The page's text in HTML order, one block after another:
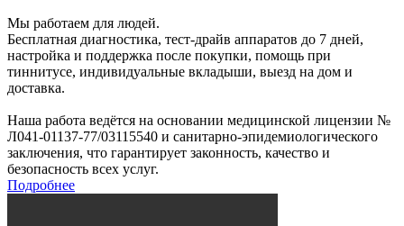
Мы работаем для людей.
Бесплатная диагностика, тест-драйв аппаратов до 7 дней,
настройка и поддержка после покупки, помощь при
тиннитусе, индивидуальные вкладыши, выезд на дом и
доставка.
Наша работа ведётся на основании медицинской лицензии №
Л041-01137-77/03115540 и санитарно-эпидемиологического
заключения, что гарантирует законность, качество и
безопасность всех услуг.
Подробнее